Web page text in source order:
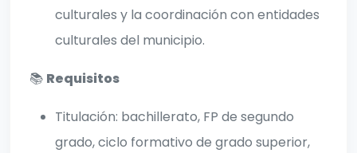
culturales y la coordinación con entidades
culturales del municipio.
📚 Requisitos
Titulación: bachillerato, FP de segundo
grado, ciclo formativo de grado superior,